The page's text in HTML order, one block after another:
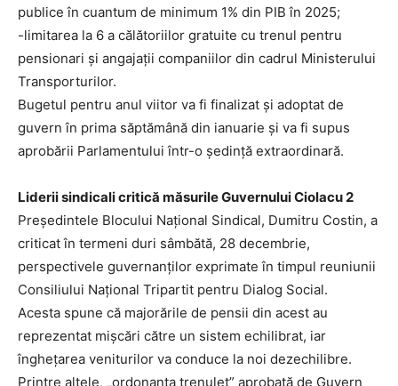
publice în cuantum de minimum 1% din PIB în 2025;
-limitarea la 6 a călătoriilor gratuite cu trenul pentru
pensionari și angajații companiilor din cadrul Ministerului
Transporturilor.
Bugetul pentru anul viitor va fi finalizat și adoptat de
guvern în prima săptămână din ianuarie și va fi supus
aprobării Parlamentului într-o ședință extraordinară.
Liderii sindicali critică măsurile Guvernului Ciolacu 2
Președintele Blocului Național Sindical, Dumitru Costin, a
criticat în termeni duri sâmbătă, 28 decembrie,
perspectivele guvernanților exprimate în timpul reuniunii
Consiliului Național Tripartit pentru Dialog Social.
Acesta spune că majorările de pensii din acest au
reprezentat mișcări către un sistem echilibrat, iar
înghețarea veniturilor va conduce la noi dezechilibre.
Printre altele, „ordonanța trenuleț” aprobată de Guvern